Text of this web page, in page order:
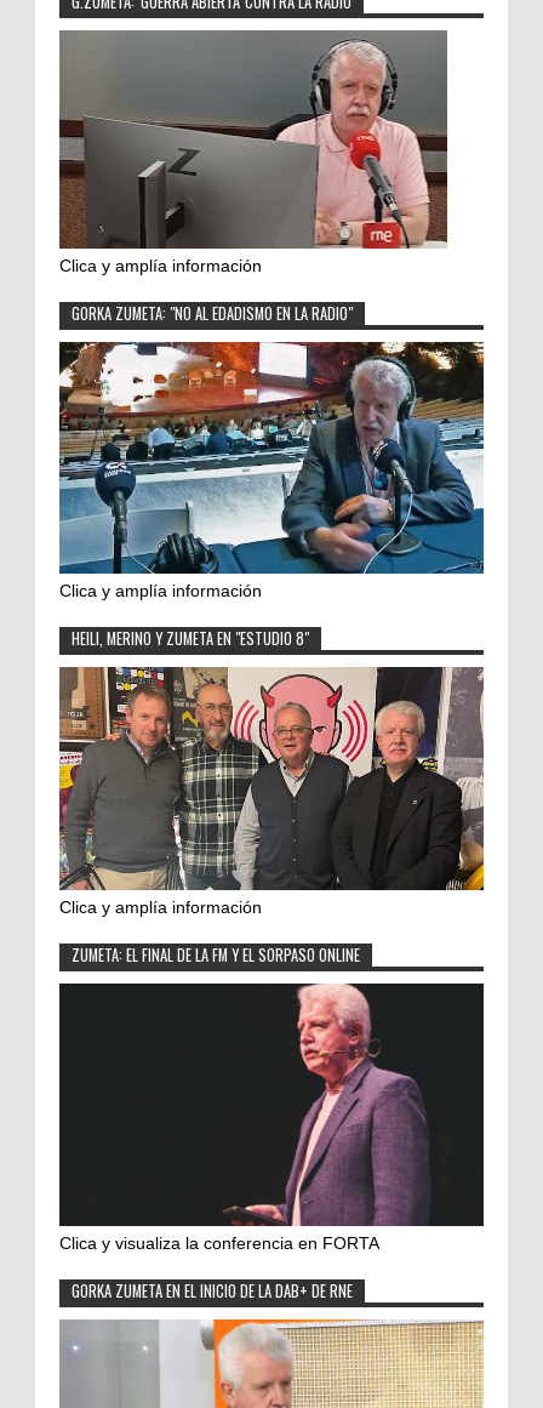
Clica y amplía información
GORKA ZUMETA: "NO AL EDADISMO EN LA RADIO"
Clica y amplía información
HEILI, MERINO Y ZUMETA EN "ESTUDIO 8"
Clica y amplía información
ZUMETA: EL FINAL DE LA FM Y EL SORPASO ONLINE
Clica y visualiza la conferencia en FORTA
GORKA ZUMETA EN EL INICIO DE LA DAB+ DE RNE